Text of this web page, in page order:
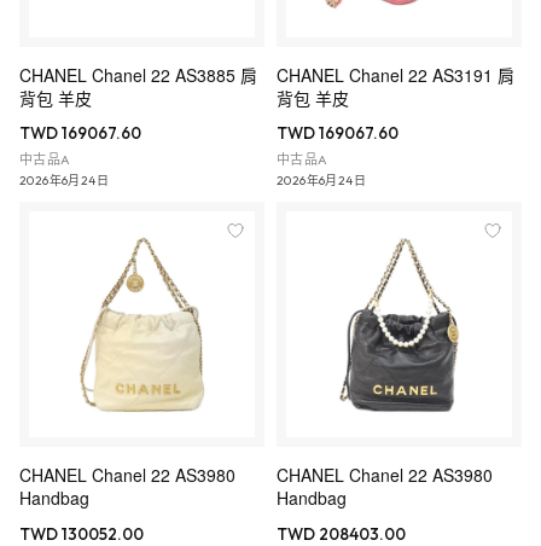
CHANEL Chanel 22 AS3885 肩
背包 羊皮
TWD 169067.60
中古品A
2026年6月24日
CHANEL Chanel 22 AS3191 肩
背包 羊皮
TWD 169067.60
中古品A
2026年6月24日
CHANEL Chanel 22 AS3980
Handbag
TWD 130052.00
CHANEL Chanel 22 AS3980
Handbag
TWD 208403.00